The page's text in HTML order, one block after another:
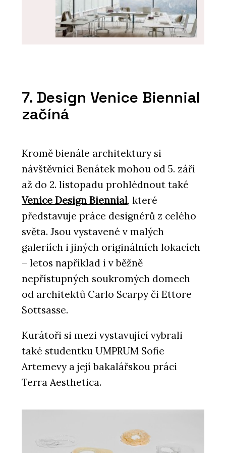
Spolu u kancelářského stolu.
Kanceláře se mění v místa ke
spolupráci a setkávání
PRODUKTY
Židle nooi - Wiesner-Hager
Když židle není jen vaše. Jak zařídit
pohodlné sezení i na sdílených
pracovištích
7. Design Venice Biennial
začíná
Kromě bienále architektury si
návštěvníci Benátek mohou od 5. září
až do 2. listopadu prohlédnout také
Venice Design Biennial, které
představuje práce designérů z celého
světa. Jsou vystavené v malých
galeriích i jiných originálních lokacích
– letos například i v běžně
nepřístupných soukromých domech
od architektů Carlo Scarpy či Ettore
Sottsasse.
Kurátoři si mezi vystavující vybrali
také studentku UMPRUM Sofie
Artemevy a její bakalářskou práci
Terra Aesthetica.